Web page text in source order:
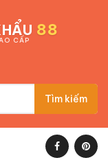
88
CẤP
Tìm kiếm